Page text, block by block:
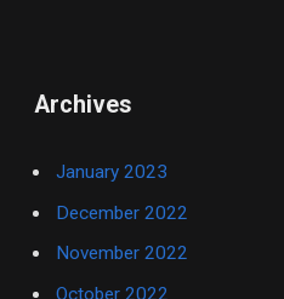
Archives
January 2023
December 2022
November 2022
October 2022